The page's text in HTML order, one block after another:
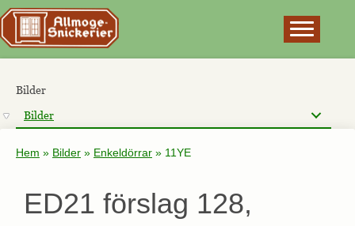
Bilder
Bilder
Hem » Bilder » Enkeldörrar » 11YE
ED21 förslag 128,